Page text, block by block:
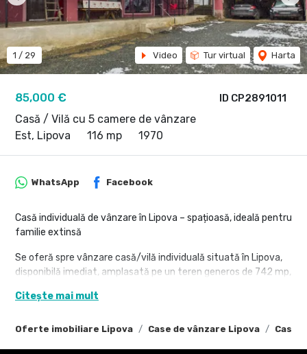
ID CP2891011
85,000 €
Casă / Vilă cu 5 camere de vânzare
Est, Lipova
116 mp 1970
1 / 29 Video Tur virtual Harta
Oferte imobiliare Lipova Case de vânzare Lipova Case
WhatsApp Facebook
Casă individuală de vânzare în Lipova – spațioasă, ideală pentru
familie extinsă
Se oferă spre vânzare casă/vilă individuală situată în Lipova,
disponibilă imediat, amplasată pe un teren generos de 742 mp,
Tip proprietate: Casă / Vilă individuală
Citește mai mult